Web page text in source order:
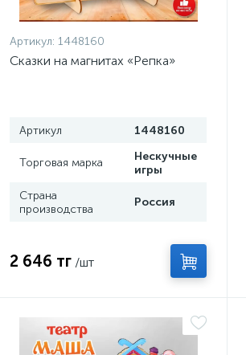
Артикул: 1448160
Сказки на магнитах «Репка»
Артикул 1448160
Торговая марка
Нескучные
игры
Страна
производства
Россия
2 646 тг /шт